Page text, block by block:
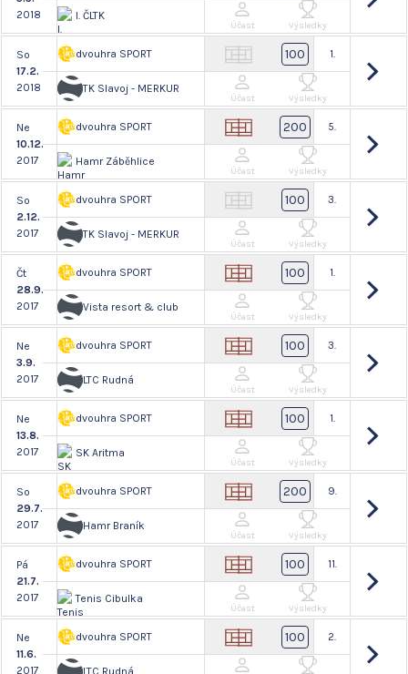
2018
I. ČLTK
Účast Výsledky
So
17.2.
2018
dvouhra SPORT
TK Slavoj - MERKUR
100 1.
Účast Výsledky
Ne
10.12.
2017
dvouhra SPORT
Hamr Záběhlice
200 5.
Účast Výsledky
So
2.12.
2017
dvouhra SPORT
TK Slavoj - MERKUR
100 3.
Účast Výsledky
Čt
28.9.
2017
dvouhra SPORT
Vista resort & club
100 1.
Účast Výsledky
Ne
3.9.
2017
dvouhra SPORT
LTC Rudná
100 3.
Účast Výsledky
Ne
13.8.
2017
dvouhra SPORT
SK Aritma
100 1.
Účast Výsledky
So
29.7.
2017
dvouhra SPORT
Hamr Braník
200 9.
Účast Výsledky
Pá
21.7.
2017
dvouhra SPORT
Tenis Cibulka
100 11.
Účast Výsledky
Ne
11.6.
2017
dvouhra SPORT
LTC Rudná
100 2.